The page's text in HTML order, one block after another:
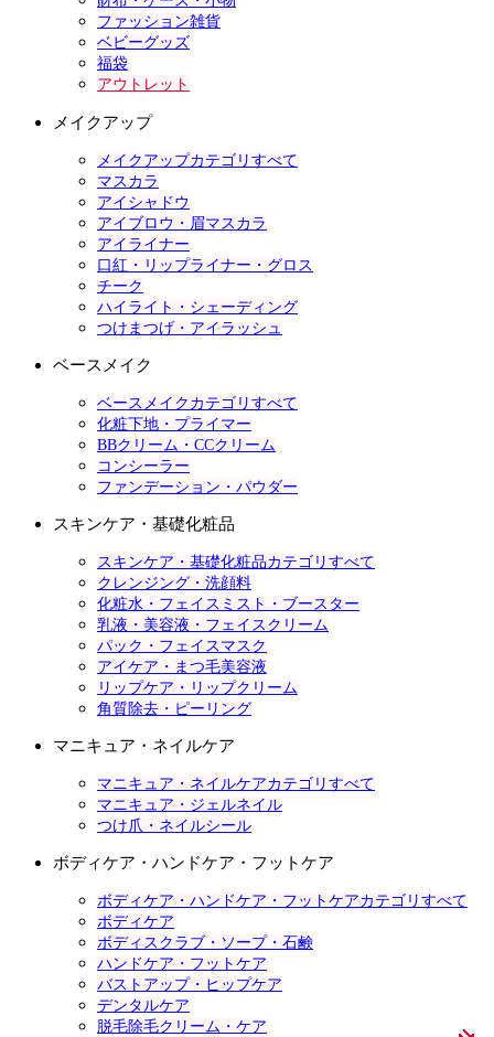
ファッション雑貨
ベビーグッズ
福袋
アウトレット
メイクアップ
メイクアップカテゴリすべて
マスカラ
アイシャドウ
アイブロウ・眉マスカラ
アイライナー
口紅・リップライナー・グロス
チーク
ハイライト・シェーディング
つけまつげ・アイラッシュ
ベースメイク
ベースメイクカテゴリすべて
化粧下地・プライマー
BBクリーム・CCクリーム
コンシーラー
ファンデーション・パウダー
スキンケア・基礎化粧品
スキンケア・基礎化粧品カテゴリすべて
クレンジング・洗顔料
化粧水・フェイスミスト・ブースター
乳液・美容液・フェイスクリーム
パック・フェイスマスク
アイケア・まつ毛美容液
リップケア・リップクリーム
角質除去・ピーリング
マニキュア・ネイルケア
マニキュア・ネイルケアカテゴリすべて
マニキュア・ジェルネイル
つけ爪・ネイルシール
ボディケア・ハンドケア・フットケア
ボディケア・ハンドケア・フットケアカテゴリすべて
ボディケア
ボディスクラブ・ソープ・石鹸
ハンドケア・フットケア
バストアップ・ヒップケア
デンタルケア
脱毛除毛クリーム・ケア